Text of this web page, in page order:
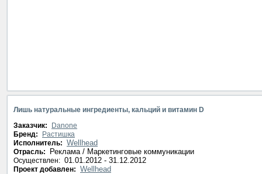
Лишь натуральные ингредиенты, кальций и витамин D
Заказчик:
Danone
Бренд:
Растишка
Исполнитель: Wellhead
Отрасль: Реклама / Маркетинговые коммуникации
Осуществлен: 01.01.2012 - 31.12.2012
Проект добавлен: Wellhead